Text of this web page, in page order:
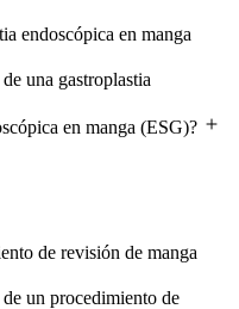
endoscópica en manga
una gastroplastia
en manga (ESG)?
de revisión de manga
un procedimiento de